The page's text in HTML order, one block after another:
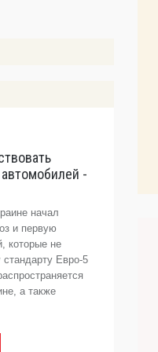
-
начал
и первую
которые не
стандарту Евро-5
а также